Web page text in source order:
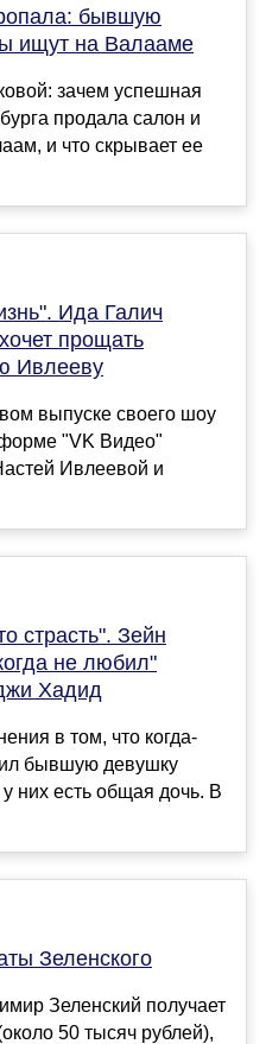
бывшую
ищут на Валааме
зачем успешная
продала салон и
и что скрывает ее
Ида Галич
прощать
Ивлееву
выпуске своего шоу
"VK Видео"
Ивлеевой и
страсть". Зейн
не любил"
Хадид
в том, что когда-
бывшую девушку
них есть общая дочь. В
Зеленского
Зеленский получает
50 тысяч рублей),